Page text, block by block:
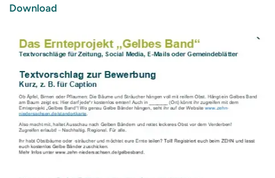
Download